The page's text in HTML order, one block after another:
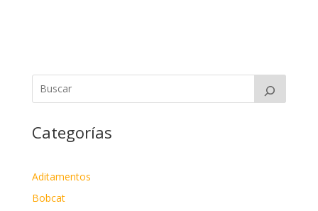
Categorías
Aditamentos
Bobcat